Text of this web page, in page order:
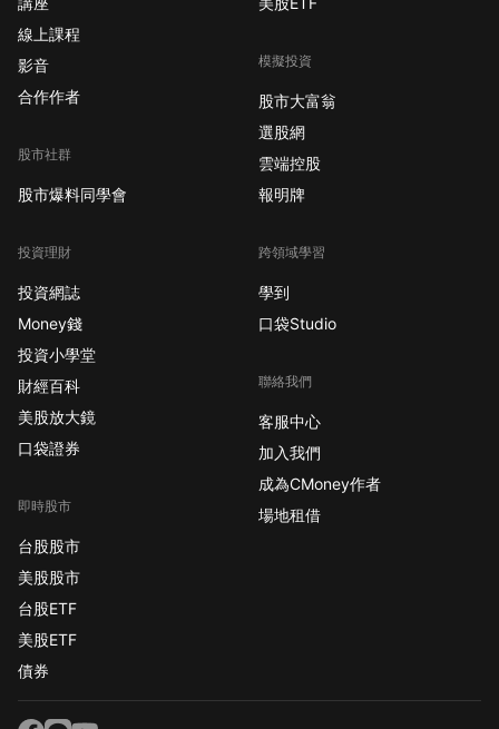
線上課程
影音
合作作者
股市社群
股市爆料同學會
投資理財
投資網誌
Money錢
投資小學堂
財經百科
美股放大鏡
口袋證券
即時股市
台股股市
美股股市
台股ETF
美股ETF
債券
模擬投資
股市大富翁
選股網
雲端控股
報明牌
跨領域學習
學到
口袋Studio
聯絡我們
客服中心
加入我們
成為CMoney作者
場地租借